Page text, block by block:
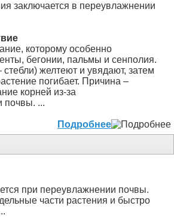
заключается в переувлажнении
которому особенно
бегонии, пальмы и сенполия.
стебли) желтеют и увядают, затем
погибает. Причина –
корней из-за
почвы. ...
Подробнее
при переувлажнении почвы.
части растения и быстро